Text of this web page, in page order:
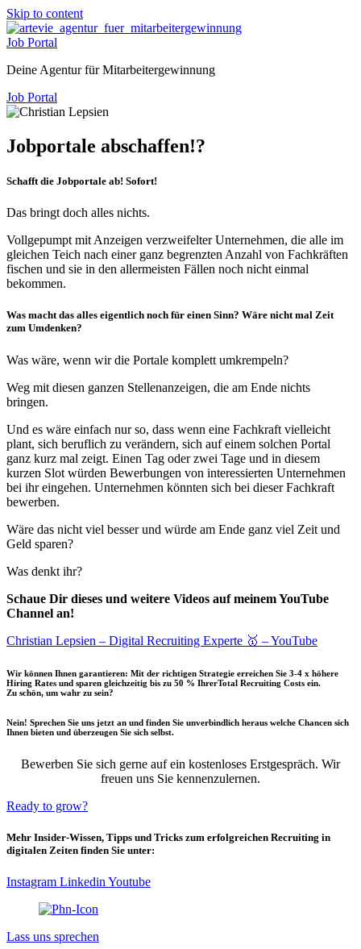
Skip to content
Job Portal
Deine Agentur für Mitarbeitergewinnung
Job Portal
Jobportale abschaffen!?
Schafft die Jobportale ab! Sofort!
Das bringt doch alles nichts.
Vollgepumpt mit Anzeigen verzweifelter Unternehmen, die alle im
gleichen Teich nach einer ganz begrenzten Anzahl von Fachkräften
fischen und sie in den allermeisten Fällen noch nicht einmal
bekommen.
Was macht das alles eigentlich noch für einen Sinn? Wäre nicht mal Zeit
zum Umdenken?
Was wäre, wenn wir die Portale komplett umkrempeln?
Weg mit diesen ganzen Stellenanzeigen, die am Ende nichts
bringen.
Und es wäre einfach nur so, dass wenn eine Fachkraft vielleicht
plant, sich beruflich zu verändern, sich auf einem solchen Portal
ganz kurz mal zeigt. Einen Tag oder zwei Tage und in diesem
kurzen Slot würden Bewerbungen von interessierten Unternehmen
bei ihr eingehen. Unternehmen könnten sich bei dieser Fachkraft
bewerben.
Wäre das nicht viel besser und würde am Ende ganz viel Zeit und
Geld sparen?
Was denkt ihr?
Schaue Dir dieses und weitere Videos auf meinem YouTube
Channel an!
Christian Lepsien – Digital Recruiting Experte 🥇 – YouTube
Wir können Ihnen garantieren: Mit der richtigen Strategie erreichen Sie 3-4 x höhere
Hiring Rates und sparen gleichzeitig bis zu 50 % IhrerTotal Recruiting Costs ein.
Zu schön, um wahr zu sein?
Nein! Sprechen Sie uns jetzt an und finden Sie unverbindlich heraus welche Chancen sich
Ihnen bieten und überzeugen Sie sich selbst.
Bewerben Sie sich gerne auf ein kostenloses Erstgespräch. Wir
freuen uns Sie kennenzulernen.
Ready to grow?
Mehr Insider-Wissen, Tipps und Tricks zum erfolgreichen Recruiting in
digitalen Zeiten finden Sie unter:
Instagram Linkedin Youtube
Lass uns sprechen